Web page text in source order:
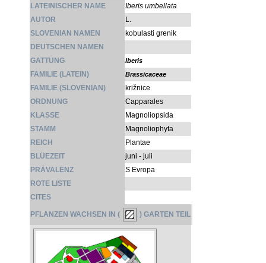
LATEINISCHER NAME
Iberis umbellata
AUTOR
L.
SLOVENIAN NAMEN
kobulasti grenik
DEUTSCHEN NAMEN
GATTUNG
Iberis
FAMILIE (LATEIN) Brassicaceae
FAMILIE (SLOVENIAN)
križnice
ORDNUNG
Capparales
KLASSE
Magnoliopsida
STAMM
Magnoliophyta
REICH
Plantae
BLÜEZEIT
juni - juli
PRÄVALENZ
S Evropa
ROTE LISTE
CITES
PFLANZEN WACHSEN IN ( ) GARTEN TEIL